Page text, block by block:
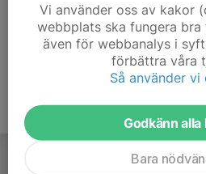
Vi använder oss av kakor
webbplats ska fungera
även för webbanalys i
förbättra våra
Så använder vi
Godkänn alla
Bara